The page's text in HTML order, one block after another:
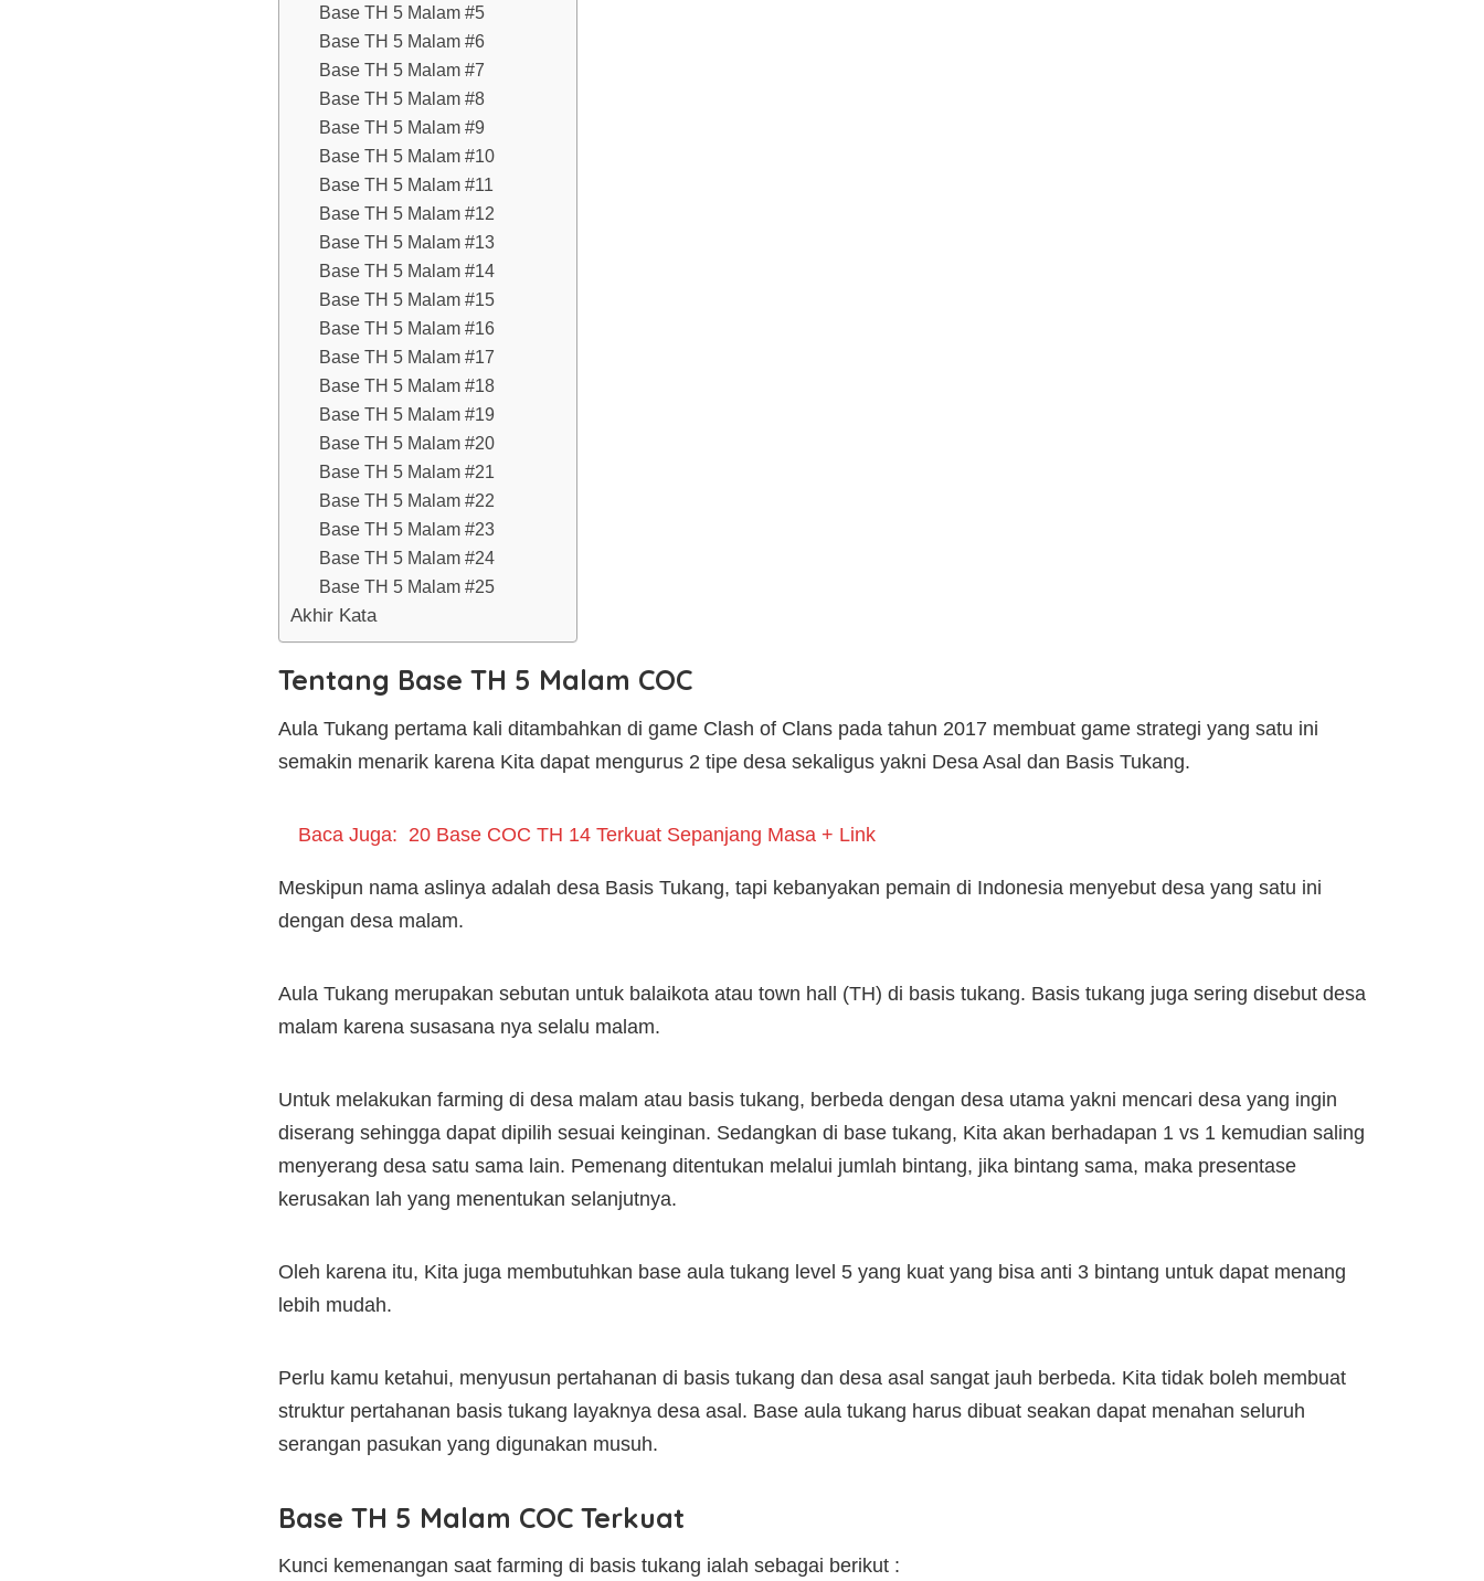
Base TH 5 Malam #5
Base TH 5 Malam #6
Base TH 5 Malam #7
Base TH 5 Malam #8
Base TH 5 Malam #9
Base TH 5 Malam #10
Base TH 5 Malam #11
Base TH 5 Malam #12
Base TH 5 Malam #13
Base TH 5 Malam #14
Base TH 5 Malam #15
Base TH 5 Malam #16
Base TH 5 Malam #17
Base TH 5 Malam #18
Base TH 5 Malam #19
Base TH 5 Malam #20
Base TH 5 Malam #21
Base TH 5 Malam #22
Base TH 5 Malam #23
Base TH 5 Malam #24
Base TH 5 Malam #25
Akhir Kata
Tentang Base TH 5 Malam COC
Aula Tukang pertama kali ditambahkan di game Clash of Clans pada tahun 2017 membuat game strategi yang satu ini
semakin menarik karena Kita dapat mengurus 2 tipe desa sekaligus yakni Desa Asal dan Basis Tukang.
Baca Juga: 20 Base COC TH 14 Terkuat Sepanjang Masa + Link
Meskipun nama aslinya adalah desa Basis Tukang, tapi kebanyakan pemain di Indonesia menyebut desa yang satu ini
dengan desa malam.
Aula Tukang merupakan sebutan untuk balaikota atau town hall (TH) di basis tukang. Basis tukang juga sering disebut desa
malam karena susasana nya selalu malam.
Untuk melakukan farming di desa malam atau basis tukang, berbeda dengan desa utama yakni mencari desa yang ingin
diserang sehingga dapat dipilih sesuai keinginan. Sedangkan di base tukang, Kita akan berhadapan 1 vs 1 kemudian saling
menyerang desa satu sama lain. Pemenang ditentukan melalui jumlah bintang, jika bintang sama, maka presentase
kerusakan lah yang menentukan selanjutnya.
Oleh karena itu, Kita juga membutuhkan base aula tukang level 5 yang kuat yang bisa anti 3 bintang untuk dapat menang
lebih mudah.
Perlu kamu ketahui, menyusun pertahanan di basis tukang dan desa asal sangat jauh berbeda. Kita tidak boleh membuat
struktur pertahanan basis tukang layaknya desa asal. Base aula tukang harus dibuat seakan dapat menahan seluruh
serangan pasukan yang digunakan musuh.
Base TH 5 Malam COC Terkuat
Kunci kemenangan saat farming di basis tukang ialah sebagai berikut :